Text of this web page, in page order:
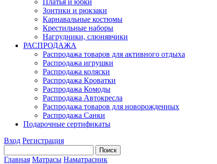
Платья и юбки
Зонтики и рюкзаки
Карнавальные костюмы
Крестильные наборы
Нагрудники, слюнявчики
РАСПРОДАЖА
Распродажа товаров для активного отдыха
Распродажа игрушки
Распродажа коляски
Распродажа Кроватки
Распродажа Комоды
Распродажа Автокресла
Распродажа товаров для новорожденных
Распродажа Санки
Подарочные сертификаты
Вход Регистрация
Главная Матрасы Наматрасник